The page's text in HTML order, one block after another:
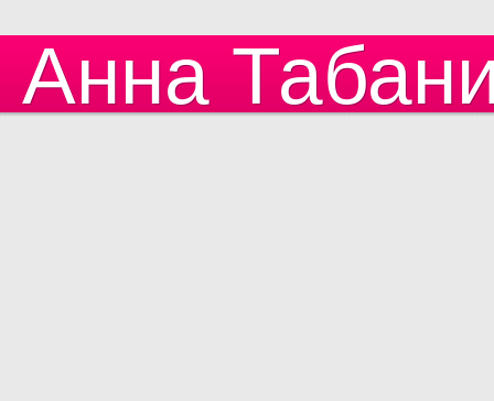
Анна